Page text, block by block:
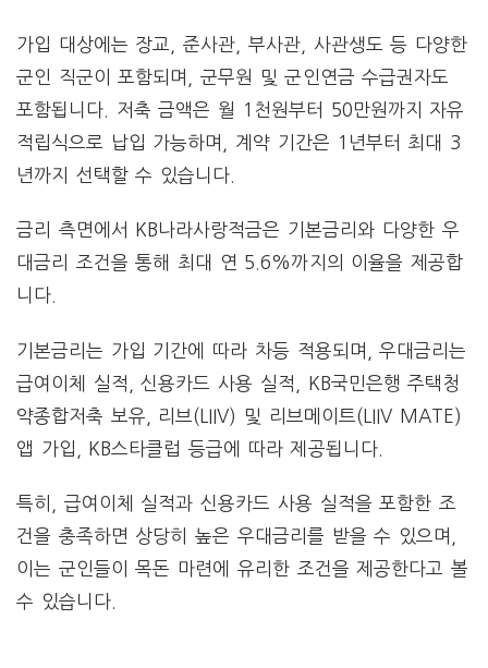
가입 대상에는 장교, 준사관, 부사관, 사관생도 등 다양한
군인 직군이 포함되며, 군무원 및 군인연금 수급권자도
포함됩니다. 저축 금액은 월 1천원부터 50만원까지 자유
적립식으로 납입 가능하며, 계약 기간은 1년부터 최대 3
년까지 선택할 수 있습니다.
금리 측면에서 KB나라사랑적금은 기본금리와 다양한 우
대금리 조건을 통해 최대 연 5.6%까지의 이율을 제공합
니다.
기본금리는 가입 기간에 따라 차등 적용되며, 우대금리는
급여이체 실적, 신용카드 사용 실적, KB국민은행 주택청
약종합저축 보유, 리브(LIIV) 및 리브메이트(LIIV MATE)
앱 가입, KB스타클럽 등급에 따라 제공됩니다.
특히, 급여이체 실적과 신용카드 사용 실적을 포함한 조
건을 충족하면 상당히 높은 우대금리를 받을 수 있으며,
이는 군인들이 목돈 마련에 유리한 조건을 제공한다고 볼
수 있습니다.